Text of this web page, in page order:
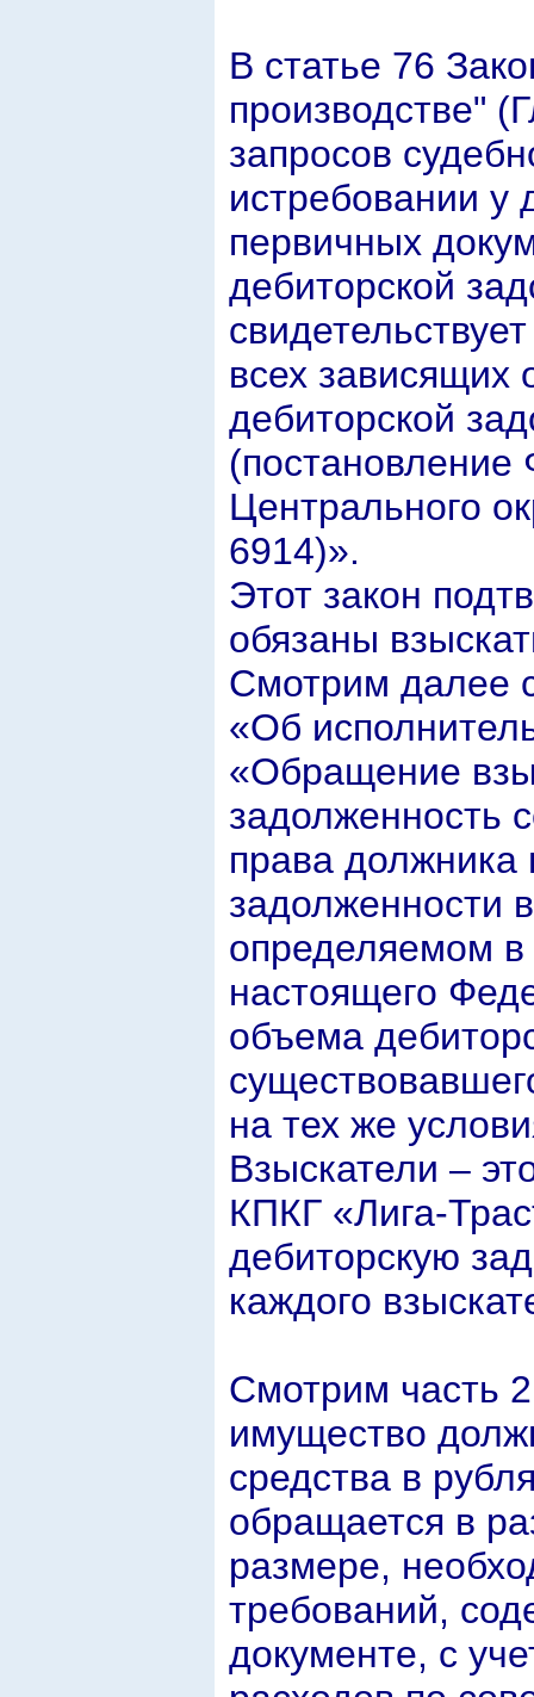
В статье 76
производстве"
запросов
истребовании у
первичных
дебиторской
всех зависящих
дебиторской
(постановление
Центрального
6914)».
Этот закон
обязаны
Смотрим далее
«Об
«Обращение
задолженность
права должника
задолженности
определяемом в
настоящего
объема
на тех же
Взыскатели –
КПКГ «Лига-
дебиторскую
каждого
Смотрим часть
имущество
средства в
обращается в
размере,
требований,
документе, с